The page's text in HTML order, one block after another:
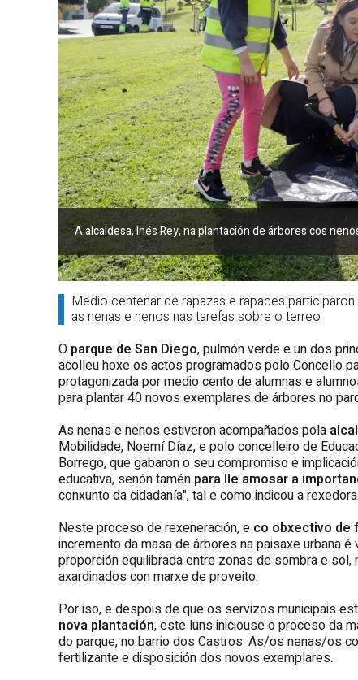
A alcaldesa, Inés Rey, na plantación de árbores cos
Medio centenar de rapazas e rapaces
as nenas e nenos nas tarefas sobre o terreo
O parque de San Diego, pulmón verde e un dos
acolleu hoxe os actos programados polo Concello
protagonizada por medio cento de alumnas e
para plantar 40 novos exemplares de árbores no
As nenas e nenos estiveron acompañados pola
Mobilidade, Noemí Díaz, e polo concelleiro de
Borrego, que gabaron o seu compromiso e
educativa, senón tamén para lle amosar a
conxunto da cidadanía", tal e como indicou a rexedora.
Neste proceso de rexeneración, e co obxectivo de
incremento da masa de árbores na paisaxe urbana
proporción equilibrada entre zonas de sombra e
axardinados con marxe de proveito.
Por iso, e despois de que os servizos municipais
nova plantación, este luns iniciouse o proceso da
do parque, no barrio dos Castros. As/os nenas/os
fertilizante e disposición dos novos exemplares.